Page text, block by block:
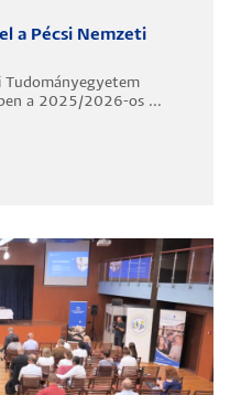
a Pécsi Nemzeti
Tudományegyetem
a 2025/2026-os ...